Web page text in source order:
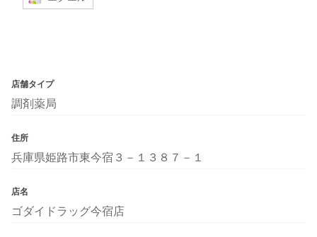
店舗タイプ
調剤薬局
住所
兵庫県姫路市東今宿３－１３８７－１
店名
ゴダイドラッグ今宿店